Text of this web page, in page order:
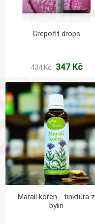
Grepofit drops
434 Kč 347 Kč
Maralí kořen - tinktura z
bylin